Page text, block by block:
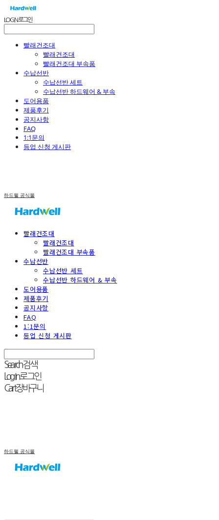
LOG IN로그인
빨래건조대
빨래건조대
빨래건조대 부속품
수납선반
수납선반 세트
수납선반 하드웨어 & 부속
도어용품
제품후기
공지사항
FAQ
1:1문의
등업 신청 게시판
하드웰 공식몰
빨래건조대
빨래건조대
빨래건조대 부속품
수납선반
수납선반 세트
수납선반 하드웨어 & 부속
도어용품
제품후기
공지사항
FAQ
1:1문의
등업 신청 게시판
Search검색
Log In로그인
Cart장바구니
하드웰 공식몰